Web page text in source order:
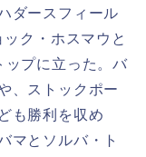
ダースフィール
ク・ホスマウと
ップに立った。バ
、ストックポー
も勝利を収め
マとソルバ・ト